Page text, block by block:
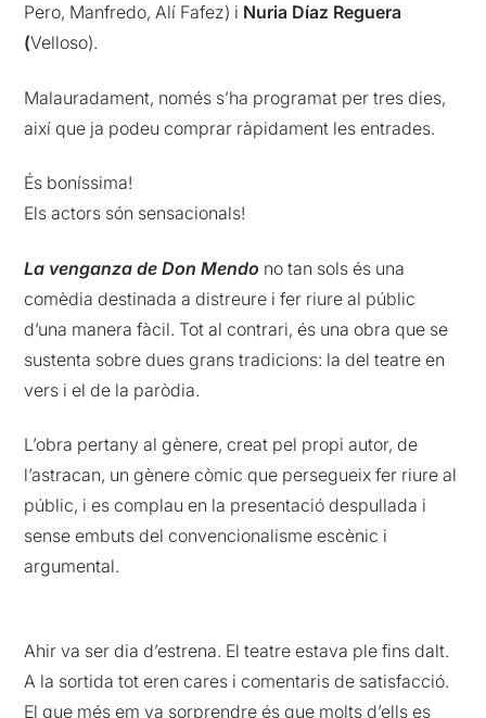
Pero, Manfredo, Alí Fafez) i Nuria Díaz Reguera
(Velloso).
Malauradament, només s’ha programat per tres dies,
així que ja podeu comprar ràpidament les entrades.
És boníssima!
Els actors són sensacionals!
La venganza de Don Mendo no tan sols és una
comèdia destinada a distreure i fer riure al públic
d’una manera fàcil. Tot al contrari, és una obra que se
sustenta sobre dues grans tradicions: la del teatre en
vers i el de la paròdia.
L’obra pertany al gènere, creat pel propi autor, de
l’astracan, un gènere còmic que persegueix fer riure al
públic, i es complau en la presentació despullada i
sense embuts del convencionalisme escènic i
argumental.
Ahir va ser dia d’estrena. El teatre estava ple fins dalt.
A la sortida tot eren cares i comentaris de satisfacció.
El que més em va sorprendre és que molts d’ells es